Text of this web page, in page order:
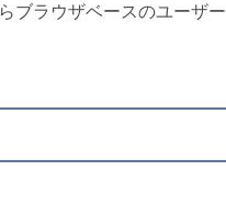
ラウザベースのユーザ